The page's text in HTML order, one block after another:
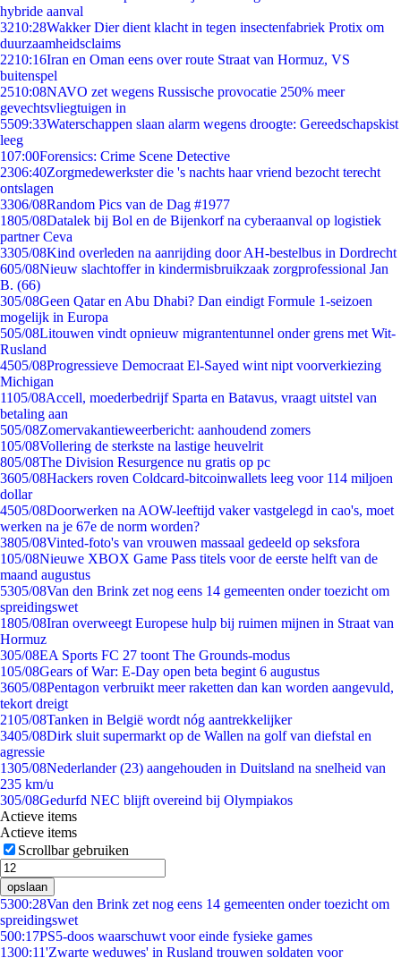
hybride aanval
3210:28Wakker Dier dient klacht in tegen insectenfabriek Protix om
duurzaamheidsclaims
2210:16Iran en Oman eens over route Straat van Hormuz, VS
buitenspel
2510:08NAVO zet wegens Russische provocatie 250% meer
gevechtsvliegtuigen in
5509:33Waterschappen slaan alarm wegens droogte: Gereedschapskist
leeg
107:00Forensics: Crime Scene Detective
2306:40Zorgmedewerkster die 's nachts haar vriend bezocht terecht
ontslagen
3306/08Random Pics van de Dag #1977
1805/08Datalek bij Bol en de Bijenkorf na cyberaanval op logistiek
partner Ceva
3305/08Kind overleden na aanrijding door AH-bestelbus in Dordrecht
605/08Nieuw slachtoffer in kindermisbruikzaak zorgprofessional Jan
B. (66)
305/08Geen Qatar en Abu Dhabi? Dan eindigt Formule 1-seizoen
mogelijk in Europa
505/08Litouwen vindt opnieuw migrantentunnel onder grens met Wit-
Rusland
4505/08Progressieve Democraat El-Sayed wint nipt voorverkiezing
Michigan
1105/08Accell, moederbedrijf Sparta en Batavus, vraagt uitstel van
betaling aan
505/08Zomervakantieweerbericht: aanhoudend zomers
105/08Vollering de sterkste na lastige heuvelrit
805/08The Division Resurgence nu gratis op pc
3605/08Hackers roven Coldcard-bitcoinwallets leeg voor 114 miljoen
dollar
4505/08Doorwerken na AOW-leeftijd vaker vastgelegd in cao's, moet
werken na je 67e de norm worden?
3805/08Vinted-foto's van vrouwen massaal gedeeld op seksfora
105/08Nieuwe XBOX Game Pass titels voor de eerste helft van de
maand augustus
5305/08Van den Brink zet nog eens 14 gemeenten onder toezicht om
spreidingswet
1805/08Iran overweegt Europese hulp bij ruimen mijnen in Straat van
Hormuz
305/08EA Sports FC 27 toont The Grounds-modus
105/08Gears of War: E-Day open beta begint 6 augustus
3605/08Pentagon verbruikt meer raketten dan kan worden aangevuld,
tekort dreigt
2105/08Tanken in België wordt nóg aantrekkelijker
3405/08Dirk sluit supermarkt op de Wallen na golf van diefstal en
agressie
1305/08Nederlander (23) aangehouden in Duitsland na snelheid van
235 km/u
305/08Gedurfd NEC blijft overeind bij Olympiakos
Actieve items
Actieve items
Scrollbar gebruiken
opslaan
5300:28Van den Brink zet nog eens 14 gemeenten onder toezicht om
spreidingswet
500:17PS5-doos waarschuwt voor einde fysieke games
1300:11'Zwarte weduwes' in Rusland trouwen soldaten voor